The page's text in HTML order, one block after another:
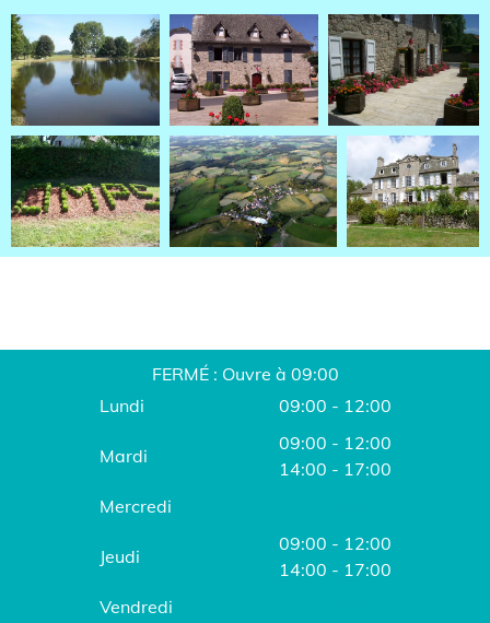
FERMÉ : Ouvre à 09:00
Lundi
09:00 - 12:00
Mardi
09:00 - 12:00
14:00 - 17:00
Mercredi
Jeudi
09:00 - 12:00
14:00 - 17:00
Vendredi